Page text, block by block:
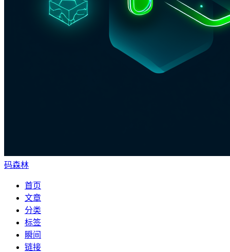
码森林
首页
文章
分类
标签
瞬间
链接